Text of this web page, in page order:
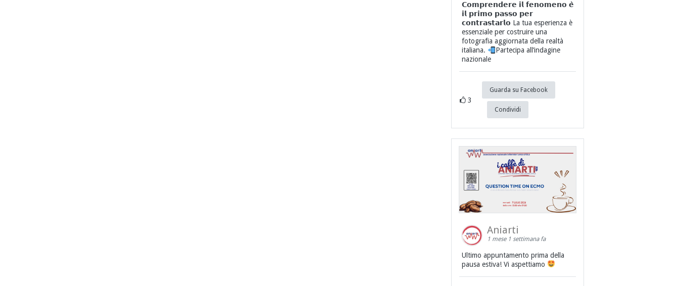
𝗖𝗼𝗺𝗽𝗿𝗲𝗻𝗱𝗲𝗿𝗲 𝗶𝗹 𝗳𝗲𝗻𝗼𝗺𝗲𝗻𝗼 𝗲̀
𝗶𝗹 𝗽𝗿𝗶𝗺𝗼 𝗽𝗮𝘀𝘀𝗼 𝗽𝗲𝗿
𝗰𝗼𝗻𝘁𝗿𝗮𝘀𝘁𝗮𝗿𝗹𝗼 La tua esperienza è
essenziale per costruire una
fotografia aggiornata della realtà
italiana.
Partecipa all’indagine
nazionale
3
Guarda su Facebook
Condividi
Aniarti
1 mese 1 settimana fa
Ultimo appuntamento prima della
pausa estiva! Vi aspettiamo